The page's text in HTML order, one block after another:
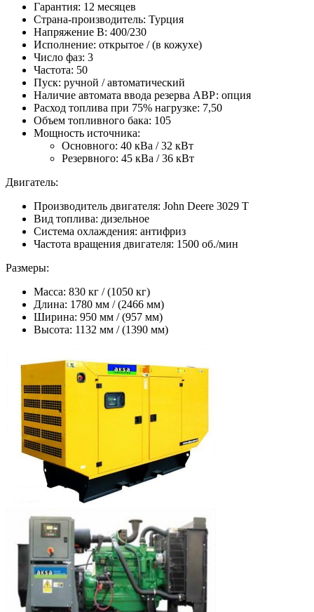
Гарантия: 12 месяцев
Страна-производитель: Турция
Напряжение В: 400/230
Исполнение: открытое / (в кожухе)
Число фаз: 3
Частота: 50
Пуск: ручной / автоматический
Наличие автомата ввода резерва АВР: опция
Расход топлива при 75% нагрузке: 7,50
Объем топливного бака: 105
Мощность источника:
Основного: 40 кВа / 32 кВт
Резервного: 45 кВа / 36 кВт
Двигатель:
Производитель двигателя: John Deere 3029 Т
Вид топлива: дизельное
Система охлаждения: антифриз
Частота вращения двигателя: 1500 об./мин
Размеры:
Масса: 830 кг / (1050 кг)
Длина: 1780 мм / (2466 мм)
Ширина: 950 мм / (957 мм)
Высота: 1132 мм / (1390 мм)